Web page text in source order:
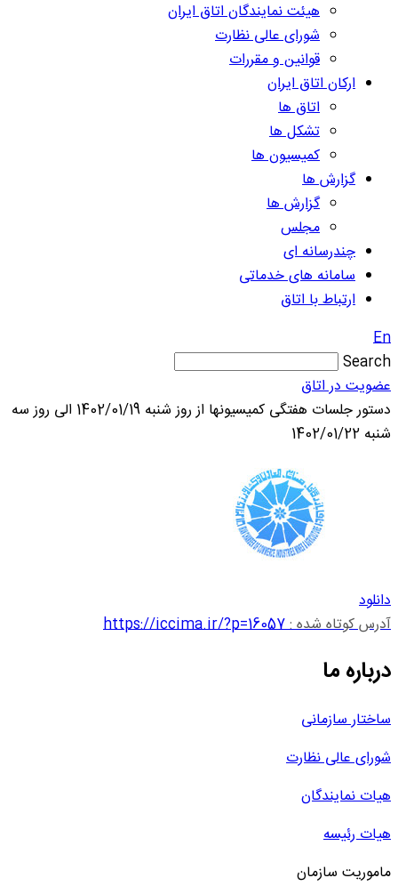
هیئت نمایندگان اتاق ایران
شورای عالی نظارت
قوانین و مقررات
ارکان اتاق ایران
اتاق ها
تشکل ها
کمیسیون ها
گزارش ها
گزارش ها
مجلس
چندرسانه ای
سامانه های خدماتی
ارتباط با اتاق
En
Search
عضویت در اتاق
دستور جلسات هفتگی کمیسیونها از روز شنبه 1402/01/19 الی روز سه
شنبه 1402/01/22
دانلود
آدرس کوتاه شده :https://iccima.ir/?p=16057
درباره ما
ساختار سازمانی
شورای عالی نظارت
هیات نمایندگان
هیات رئیسه
ماموریت سازمان